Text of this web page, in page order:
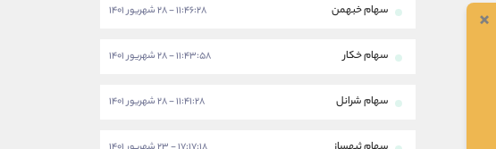
سهام خبهمن ۱۱:۴۶:۲۸ - ۲۸ شهریور ۱۴۰۱
سهام خکار ۱۱:۴۳:۵۸ - ۲۸ شهریور ۱۴۰۱
سهام شرانل ۱۱:۴۱:۲۸ - ۲۸ شهریور ۱۴۰۱
×